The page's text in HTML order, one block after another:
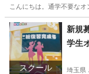
こんにちは。通学不要な
東京 新宿区 家庭
スクール
新規
学生
埼玉県